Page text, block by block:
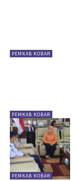
PEMKAB KOBAR
PEMKAB KOBAR
PEMKAB KOBAR